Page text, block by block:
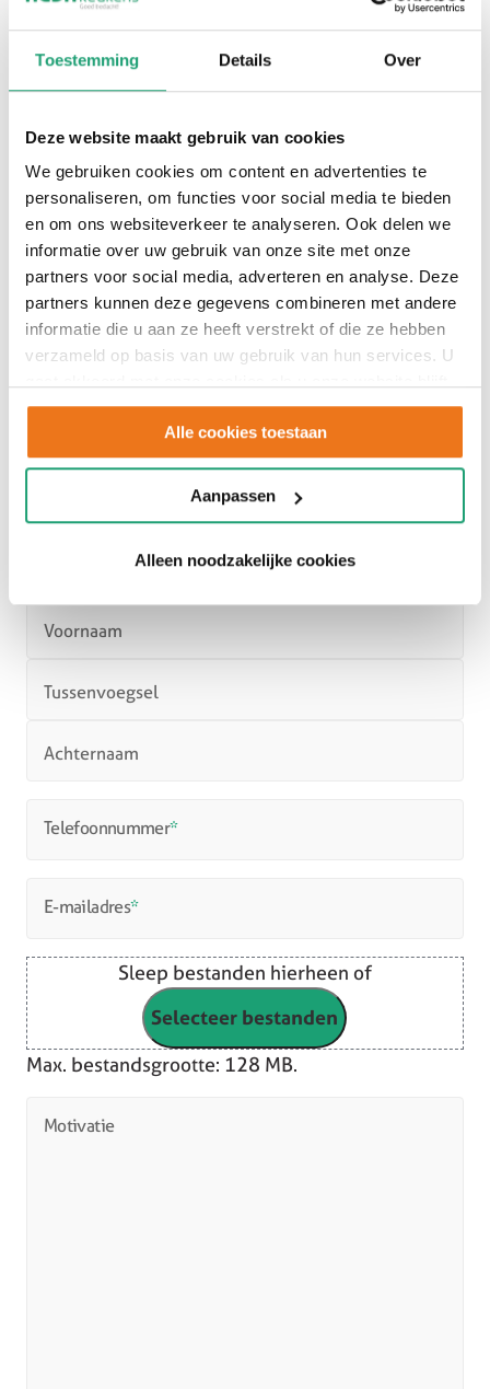
Toestemming Details Over
Deze website maakt gebruik van cookies
We gebruiken cookies om content en advertenties te
personaliseren, om functies voor social media te bieden
en om ons websiteverkeer te analyseren. Ook delen we
informatie over uw gebruik van onze site met onze
partners voor social media, adverteren en analyse. Deze
partners kunnen deze gegevens combineren met andere
informatie die u aan ze heeft verstrekt of die ze hebben
verzameld op basis van uw gebruik van hun services. U
gebruiken.
Alle cookies toestaan
Aanpassen
Alleen noodzakelijke cookies
samenwerken staat bij ons voorop. We
doen het anders dan de rest, en dat
merken onze klanten: een gemiddelde
tevredenheid van een 9,0! Word deel
van ons team en laat samen met ons
Solliciteer direct
Solliciteren
Voornaam
Tussenvoegsel
Achternaam
Telefoonnummer*
E-mailadres*
Sleep bestanden hierheen of
Selecteer bestanden
Max. bestandsgrootte: 128 MB.
Motivatie